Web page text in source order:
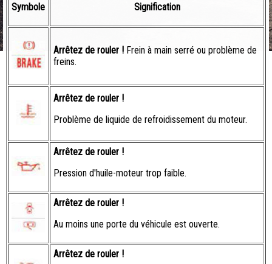
Symbole Signification
Arrêtez de rouler ! Frein à main serré ou problème de
freins.
Arrêtez de rouler !
Problème de liquide de refroidissement du moteur.
Arrêtez de rouler !
Pression d'huile-moteur trop faible.
Arrêtez de rouler !
Au moins une porte du véhicule est ouverte.
Arrêtez de rouler !